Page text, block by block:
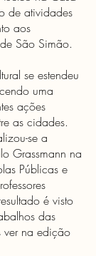
de atividades
aos
São Simão.
se estendeu
uma
ações
as cidades.
se a
Grassmann na
Públicas e
é visto
das
ver na edição